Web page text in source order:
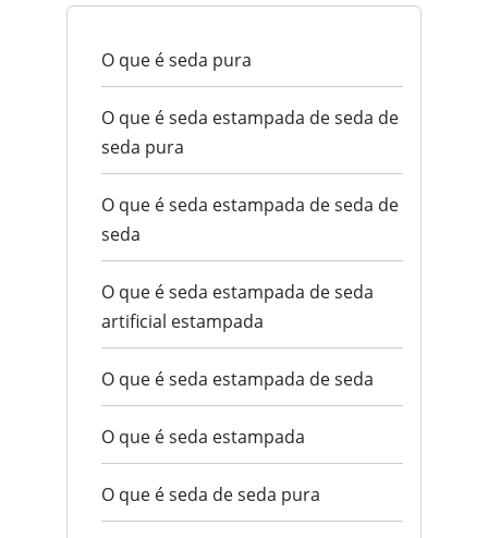
O que é seda pura
O que é seda estampada de seda de
seda pura
O que é seda estampada de seda de
seda
O que é seda estampada de seda
artificial estampada
O que é seda estampada de seda
O que é seda estampada
O que é seda de seda pura